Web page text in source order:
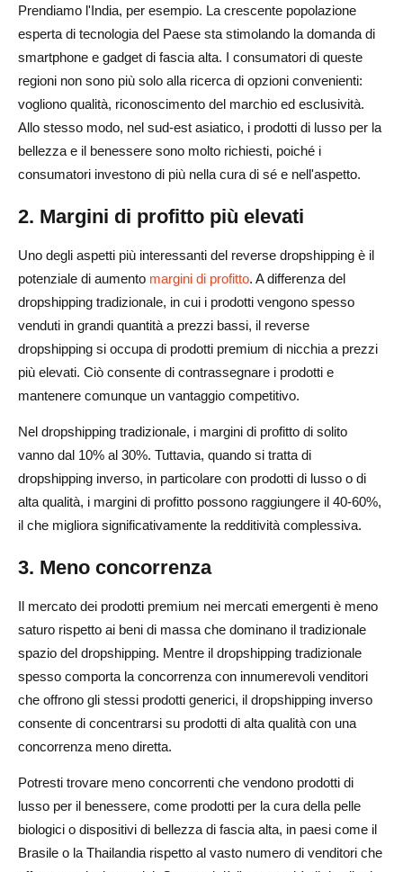
Prendiamo l'India, per esempio. La crescente popolazione
esperta di tecnologia del Paese sta stimolando la domanda di
smartphone e gadget di fascia alta. I consumatori di queste
regioni non sono più solo alla ricerca di opzioni convenienti:
vogliono qualità, riconoscimento del marchio ed esclusività.
Allo stesso modo, nel sud-est asiatico, i prodotti di lusso per la
bellezza e il benessere sono molto richiesti, poiché i
consumatori investono di più nella cura di sé e nell'aspetto.
2. Margini di profitto più elevati
Uno degli aspetti più interessanti del reverse dropshipping è il
potenziale di aumento margini di profitto. A differenza del
dropshipping tradizionale, in cui i prodotti vengono spesso
venduti in grandi quantità a prezzi bassi, il reverse
dropshipping si occupa di prodotti premium di nicchia a prezzi
più elevati. Ciò consente di contrassegnare i prodotti e
mantenere comunque un vantaggio competitivo.
Nel dropshipping tradizionale, i margini di profitto di solito
vanno dal 10% al 30%. Tuttavia, quando si tratta di
dropshipping inverso, in particolare con prodotti di lusso o di
alta qualità, i margini di profitto possono raggiungere il 40-60%,
il che migliora significativamente la redditività complessiva.
3. Meno concorrenza
Il mercato dei prodotti premium nei mercati emergenti è meno
saturo rispetto ai beni di massa che dominano il tradizionale
spazio del dropshipping. Mentre il dropshipping tradizionale
spesso comporta la concorrenza con innumerevoli venditori
che offrono gli stessi prodotti generici, il dropshipping inverso
consente di concentrarsi su prodotti di alta qualità con una
concorrenza meno diretta.
Potresti trovare meno concorrenti che vendono prodotti di
lusso per il benessere, come prodotti per la cura della pelle
biologici o dispositivi di bellezza di fascia alta, in paesi come il
Brasile o la Thailandia rispetto al vasto numero di venditori che